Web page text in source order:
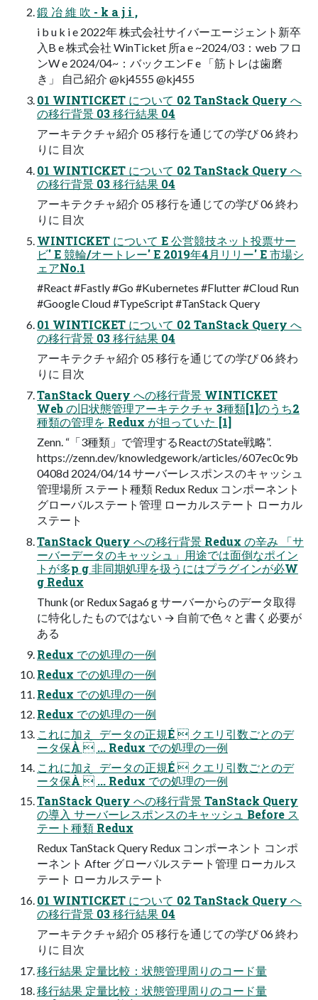
鍛 冶 維 吹 - k a j i ,
i b u k i e 2022年 株式会社サイバーエージェント新卒
入B e 株式会社 WinTicket 所a e ~2024/03：web フロ
ンW e 2024/04~：バックエンF e 「筋トレは歯磨
き」 自己紹介 @kj4555 @kj455
01 WINTICKET について 02 TanStack Query へ
の移行背景 03 移行結果 04
アーキテクチャ紹介 05 移行を通じての学び 06 終わ
りに 目次
01 WINTICKET について 02 TanStack Query へ
の移行背景 03 移行結果 04
アーキテクチャ紹介 05 移行を通じての学び 06 終わ
りに 目次
WINTICKET について E 公営競技ネット投票サー
ビ' E 競輪/オートレー' E 2019年4月リリー' E 市場シ
ェアNo.1
#React #Fastly #Go #Kubernetes #Flutter #Cloud Run
#Google Cloud #TypeScript #TanStack Query
01 WINTICKET について 02 TanStack Query へ
の移行背景 03 移行結果 04
アーキテクチャ紹介 05 移行を通じての学び 06 終わ
りに 目次
TanStack Query への移行背景 WINTICKET
Web の旧状態管理アーキテクチャ 3種類[1]のうち2
種類の管理を Redux が担っていた [1]
Zenn. “「3種類」で管理するReactのState戦略”.
https://zenn.dev/knowledgework/articles/607ec0c9b
0408d 2024/04/14 サーバーレスポンスのキャッシュ
管理場所 ステート種類 Redux Redux コンポーネント
グローバルステート管理 ローカルステート ローカル
ステート
TanStack Query への移行背景 Redux の辛み 「サ
ーバーデータのキャッシュ」用途では面倒なポイン
トが多p g 非同期処理を扱うにはプラグインが必W
g Redux
Thunk (or Redux Saga6 g サーバーからのデータ取得
に特化したものではない → 自前で色々と書く必要が
ある
Redux での処理の一例
Redux での処理の一例
Redux での処理の一例
Redux での処理の一例
これに加え  データの正規É  クエリ引数ごとのデ
ータ保À  ... Redux での処理の一例
これに加え  データの正規É  クエリ引数ごとのデ
ータ保À  ... Redux での処理の一例
TanStack Query への移行背景 TanStack Query
の導入 サーバーレスポンスのキャッシュ Before ス
テート種類 Redux
Redux TanStack Query Redux コンポーネント コンポ
ーネント After グローバルステート管理 ローカルス
テート ローカルステート
01 WINTICKET について 02 TanStack Query へ
の移行背景 03 移行結果 04
アーキテクチャ紹介 05 移行を通じての学び 06 終わ
りに 目次
移行結果 定量比較：状態管理周りのコード量
移行結果 定量比較：状態管理周りのコード量